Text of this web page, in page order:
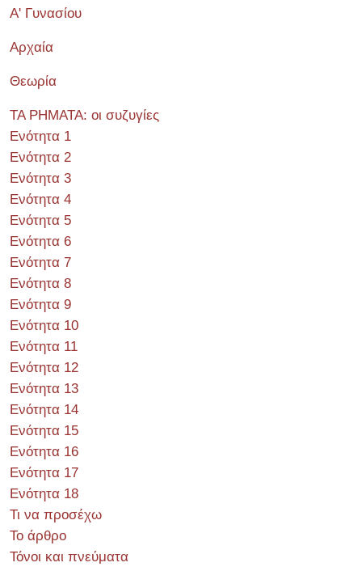
Α' Γυνασίου
Αρχαία
Θεωρία
ΤΑ ΡΗΜΑΤΑ: οι συζυγίες
Ενότητα 1
Ενότητα 2
Ενότητα 3
Ενότητα 4
Ενότητα 5
Ενότητα 6
Ενότητα 7
Ενότητα 8
Ενότητα 9
Ενότητα 10
Ενότητα 11
Ενότητα 12
Ενότητα 13
Ενότητα 14
Ενότητα 15
Ενότητα 16
Ενότητα 17
Ενότητα 18
Τι να προσέχω
Το άρθρο
Τόνοι και πνεύματα